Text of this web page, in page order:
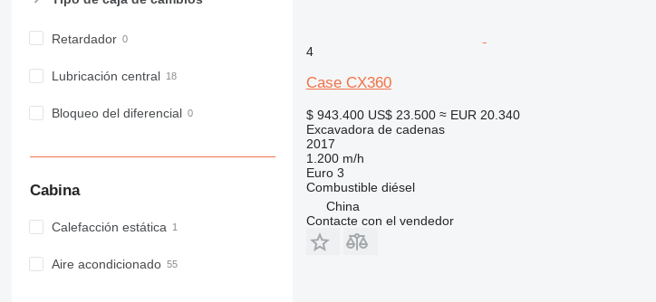
Retardador
Lubricación central
Bloqueo del diferencial
Cabina
Calefacción estática
Aire acondicionado
4
Case CX360
$ 943.400 US$ 23.500 ≈ EUR 20.340
Excavadora de cadenas
2017
1.200 m/h
Euro 3
Combustible diésel
China
Contacte con el vendedor